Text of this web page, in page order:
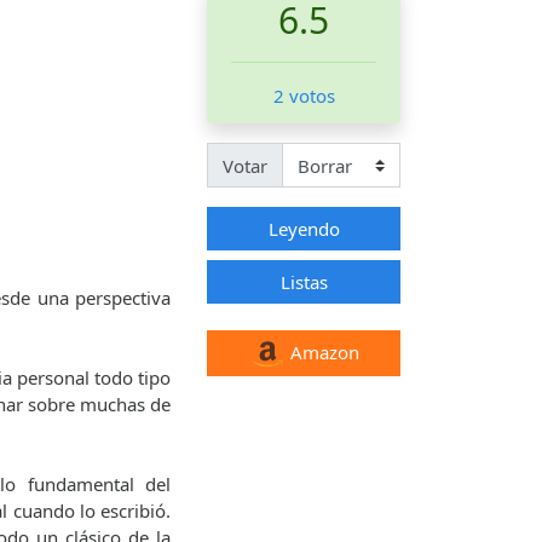
una perspectiva
personal todo tipo
sobre muchas de
fundamental del
cuando lo escribió.
6.5
2 votos
Votar
Leyendo
Listas
Amazon